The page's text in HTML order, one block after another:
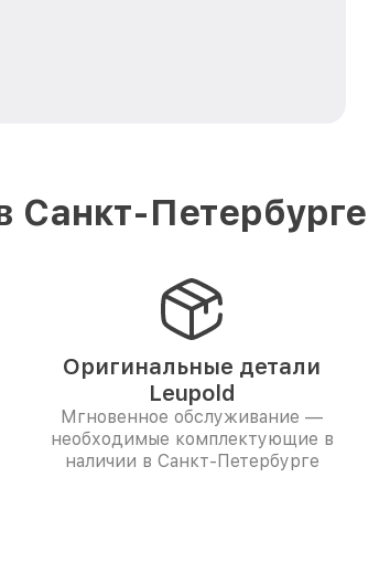
Санкт-Петербурге
Оригинальные детали
Leupold
Мгновенное обслуживание —
необходимые комплектующие в
наличии в Санкт-Петербурге